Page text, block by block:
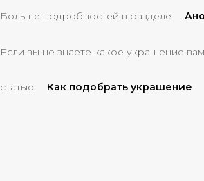
Больше подробностей в разделе
Если вы не знаете какое украшение
статью Как подобрать украшение